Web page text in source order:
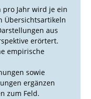
Jahr wird je ein
Übersichtsartikeln
aus
erörtert.
empirische
sowie
ergänzen
zum Feld.